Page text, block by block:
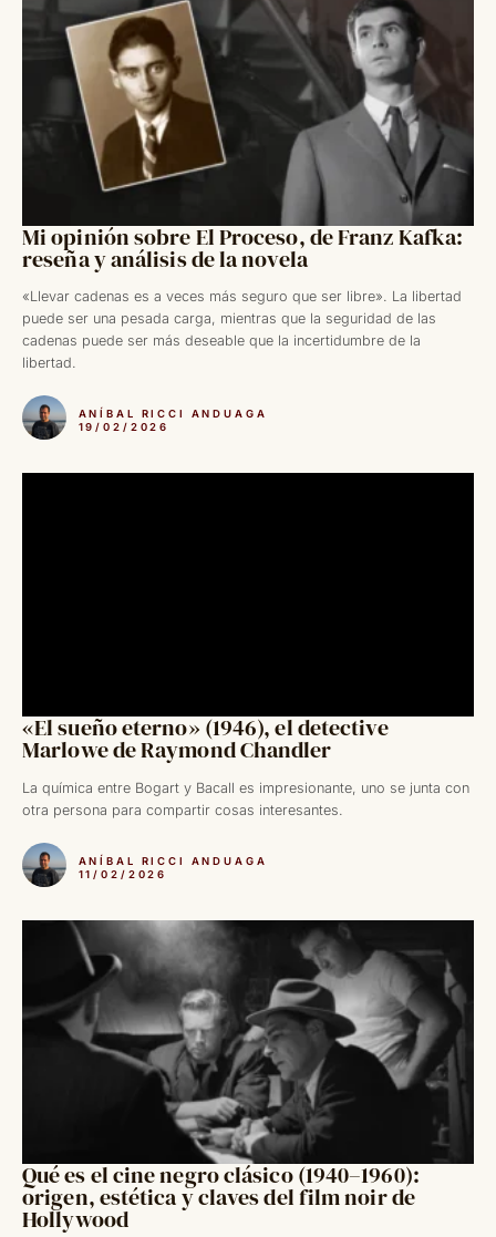
Mi opinión sobre El Proceso, de Franz Kafka:
reseña y análisis de la novela
«Llevar cadenas es a veces más seguro que ser libre». La libertad
puede ser una pesada carga, mientras que la seguridad de las
cadenas puede ser más deseable que la incertidumbre de la
libertad.
ANÍBAL RICCI ANDUAGA
19/02/2026
«El sueño eterno» (1946), el detective
Marlowe de Raymond Chandler
La química entre Bogart y Bacall es impresionante, uno se junta con
otra persona para compartir cosas interesantes.
ANÍBAL RICCI ANDUAGA
11/02/2026
Qué es el cine negro clásico (1940–1960):
origen, estética y claves del film noir de
Hollywood